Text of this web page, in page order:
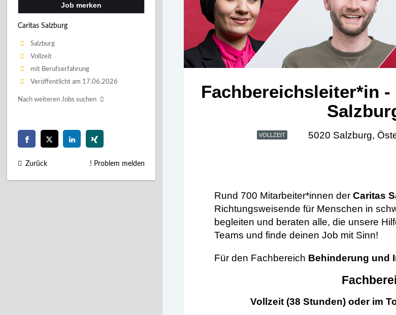
Job merken
Caritas Salzburg
Salzburg
Vollzeit
mit Berufserfahrung
Veröffentlicht am 17.06.2026
Nach weiteren Jobs suchen
Zurück ! Problem melden